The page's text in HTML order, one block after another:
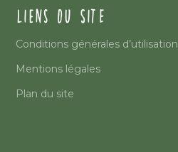
LIENS DU SITE
Conditions générales d’utilisation
Mentions légales
Plan du site